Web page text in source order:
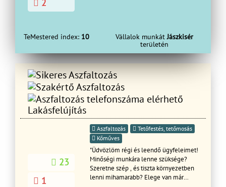
2
garanciát vállalunk.
TeMestered index: 10 Vállalok munkátJászkisér
területén
Lakásfelújítás
23
1
Aszfaltozás
Tetőfestés, tetőmosás
Kőműves
"Üdvözlöm régi és leendő ügyfeleimet!
Minőségi munkára lenne szüksége?
Szeretne szép , és tiszta környezetben
lenni mihamarabb? Elege van már